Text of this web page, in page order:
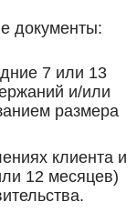
документы:
7 или 13
и/или
размера
клиента и
12 месяцев)